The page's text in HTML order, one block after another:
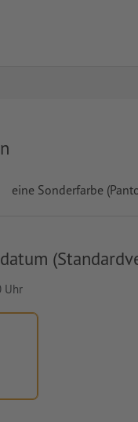
eine Sonderfarbe
Uhr